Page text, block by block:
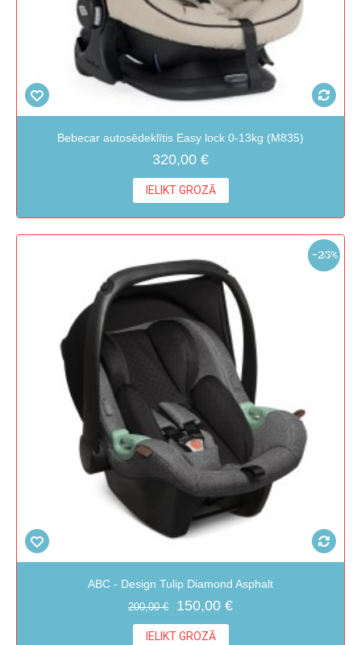
Bebecar autosēdeklītis Easy lock 0-13kg (M835)
320,00 €
IELIKT GROZĀ
-25%
ABC - Design Tulip Diamond Asphalt
200,00 € 150,00 €
IELIKT GROZĀ